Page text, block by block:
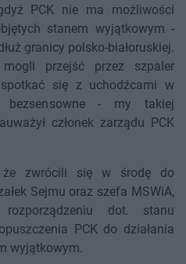
PCK nie ma możliwości
stanem wyjątkowym -
granicy polsko-białoruskiej.
mogli przejść przez szpaler
się z uchodźcami w
bezsensowne - my takiej
członek zarządu PCK
że zwrócili się w środę do
Sejmu oraz szefa MSWiA,
dot. stanu
PCK do działania
wyjątkowym.